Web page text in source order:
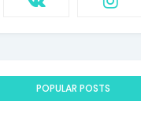
POPULAR POSTS